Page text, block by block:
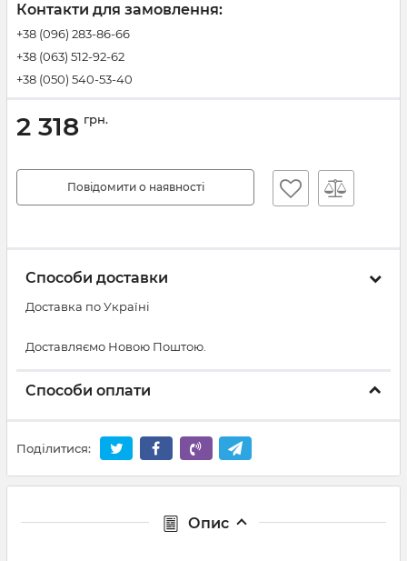
Контакти для замовлення:
+38 (096) 283-86-66
+38 (063) 512-92-62
+38 (050) 540-53-40
2 318 грн.
Повідомити о наявності
Способи доставки
Доставка по Україні
Доставляємо Новою Поштою.
Способи оплати
Поділитися:
Опис